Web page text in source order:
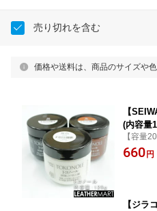
売り切れを含む
価格や送料は、商品のサイズや
【
(内容量
ラフト
ドソー
【容量
660 円
【ジラ